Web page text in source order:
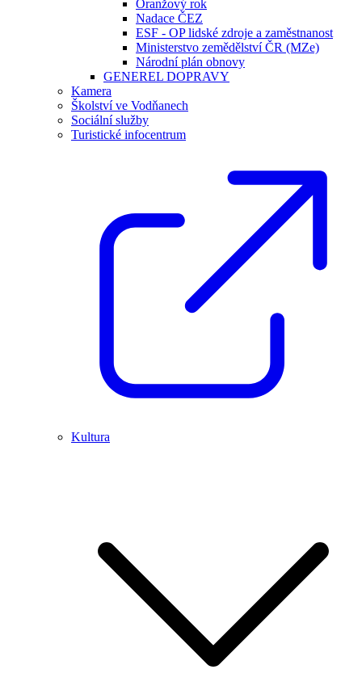
Oranžový rok
Nadace ČEZ
ESF - OP lidské zdroje a zaměstnanost
Ministerstvo zemědělství ČR (MZe)
Národní plán obnovy
GENEREL DOPRAVY
Kamera
Školství ve Vodňanech
Sociální služby
Turistické infocentrum
Kultura